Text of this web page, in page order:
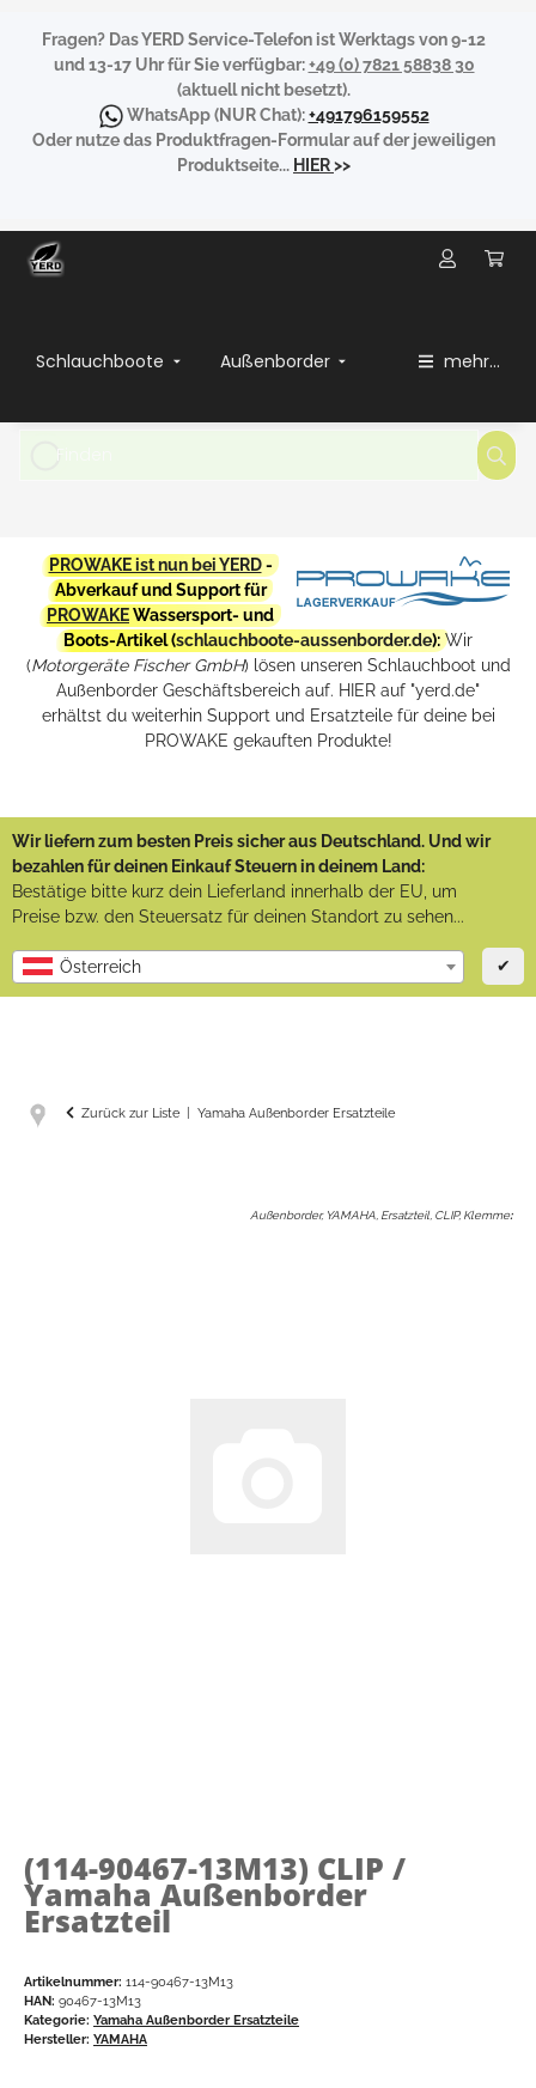
Fragen? Das YERD Service-Telefon ist Werktags von 9-12
und 13-17 Uhr für Sie verfügbar:+49 (0) 7821 58838 30
(aktuell nicht besetzt).
WhatsApp(NUR Chat):+491796159552
Oder nutze das Produktfragen-Formular auf der jeweiligen
Produktseite... HIER>>
Schlauchboote Außenborder mehr...
PROWAKE ist nun bei YERD-
Abverkauf und Support für
PROWAKEWassersport- und
Boots-Artikel (schlauchboote-aussenborder.de): Wir
(Motorgeräte Fischer GmbH) lösen unseren Schlauchboot und
Außenborder Geschäftsbereich auf. HIER auf "yerd.de"
erhältst du weiterhin Support und Ersatzteile für deine bei
PROWAKE gekauften Produkte!
Wir liefern zum besten Preis sicher aus Deutschland. Und wir
bezahlen für deinen Einkauf Steuern in deinem Land:
Bestätige bitte kurz dein Lieferland innerhalb der EU, um
Preise bzw. den Steuersatz für deinen Standort zu sehen...
Österreich ✔
Zurück zur Liste Yamaha Außenborder Ersatzteile
Außenborder, YAMAHA, Ersatzteil, CLIP, Klemme:
(114-90467-13M13) CLIP /
Yamaha Außenborder
Ersatzteil
Artikelnummer: 114-90467-13M13
HAN: 90467-13M13
Kategorie: Yamaha Außenborder Ersatzteile
Hersteller: YAMAHA